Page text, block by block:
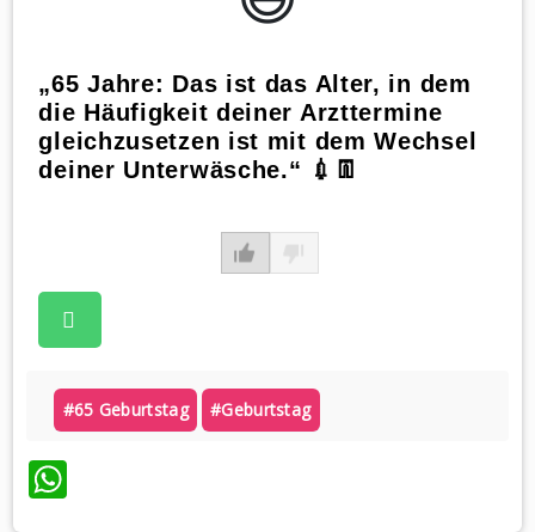
„65 Jahre: Das ist das Alter, in dem
die Häufigkeit deiner Arzttermine
gleichzusetzen ist mit dem Wechsel
deiner Unterwäsche.“ 💉👖
#65 Geburtstag #geburtstag
WhatsApp